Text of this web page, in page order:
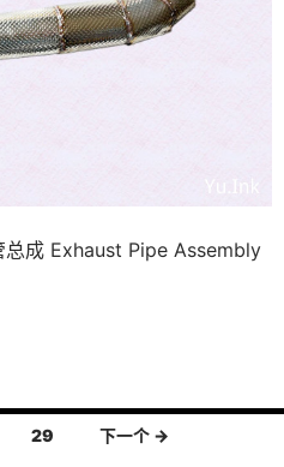
成 Exhaust Pipe Assembly
29 下一个 →